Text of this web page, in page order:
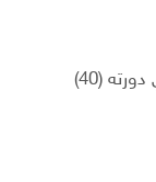
(40)